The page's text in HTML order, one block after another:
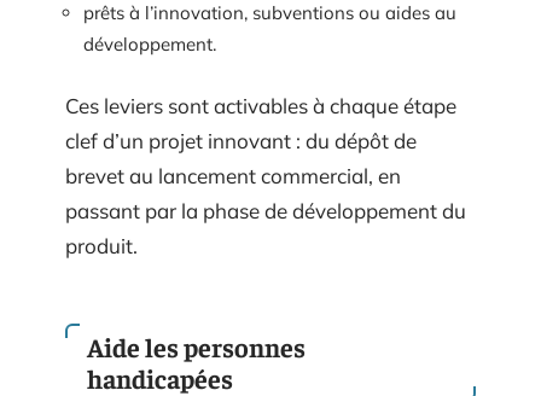
prêts à l’innovation, subventions ou aides au
développement.
Ces leviers sont activables à chaque étape
clef d’un projet innovant : du dépôt de
brevet au lancement commercial, en
passant par la phase de développement du
produit.
Aide les personnes
handicapées